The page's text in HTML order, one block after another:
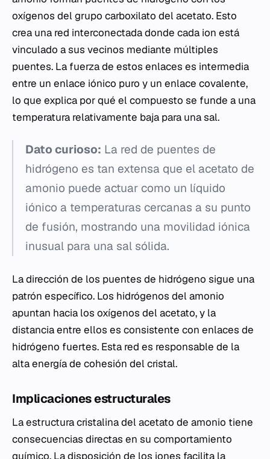
oxígenos del grupo carboxilato del acetato. Esto
crea una red interconectada donde cada ion está
vinculado a sus vecinos mediante múltiples
puentes. La fuerza de estos enlaces es intermedia
entre un enlace iónico puro y un enlace covalente,
lo que explica por qué el compuesto se funde a una
temperatura relativamente baja para una sal.
Dato curioso: La red de puentes de
hidrógeno es tan extensa que el acetato de
amonio puede actuar como un líquido
iónico a temperaturas cercanas a su punto
de fusión, mostrando una movilidad iónica
inusual para una sal sólida.
La dirección de los puentes de hidrógeno sigue una
patrón específico. Los hidrógenos del amonio
apuntan hacia los oxígenos del acetato, y la
distancia entre ellos es consistente con enlaces de
hidrógeno fuertes. Esta red es responsable de la
alta energía de cohesión del cristal.
Implicaciones estructurales
La estructura cristalina del acetato de amonio tiene
consecuencias directas en su comportamiento
químico. La disposición de los iones facilita la